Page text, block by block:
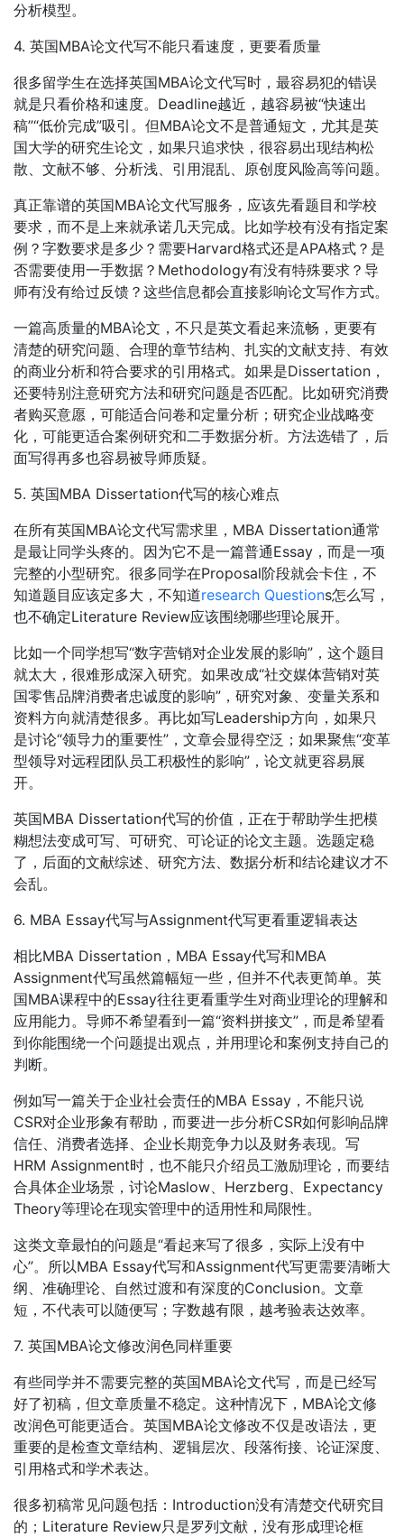
分析模型。
4. 英国MBA论文代写不能只看速度，更要看质量
很多留学生在选择英国MBA论文代写时，最容易犯的错误
就是只看价格和速度。Deadline越近，越容易被“快速出
稿”“低价完成”吸引。但MBA论文不是普通短文，尤其是英
国大学的研究生论文，如果只追求快，很容易出现结构松
散、文献不够、分析浅、引用混乱、原创度风险高等问题。
真正靠谱的英国MBA论文代写服务，应该先看题目和学校
要求，而不是上来就承诺几天完成。比如学校有没有指定案
例？字数要求是多少？需要Harvard格式还是APA格式？是
否需要使用一手数据？Methodology有没有特殊要求？导
师有没有给过反馈？这些信息都会直接影响论文写作方式。
一篇高质量的MBA论文，不只是英文看起来流畅，更要有
清楚的研究问题、合理的章节结构、扎实的文献支持、有效
的商业分析和符合要求的引用格式。如果是Dissertation，
还要特别注意研究方法和研究问题是否匹配。比如研究消费
者购买意愿，可能适合问卷和定量分析；研究企业战略变
化，可能更适合案例研究和二手数据分析。方法选错了，后
面写得再多也容易被导师质疑。
5. 英国MBA Dissertation代写的核心难点
在所有英国MBA论文代写需求里，MBA Dissertation通常
是最让同学头疼的。因为它不是一篇普通Essay，而是一项
完整的小型研究。很多同学在Proposal阶段就会卡住，不
知道题目应该定多大，不知道research Questions怎么写，
也不确定Literature Review应该围绕哪些理论展开。
比如一个同学想写“数字营销对企业发展的影响”，这个题目
就太大，很难形成深入研究。如果改成“社交媒体营销对英
国零售品牌消费者忠诚度的影响”，研究对象、变量关系和
资料方向就清楚很多。再比如写Leadership方向，如果只
是讨论“领导力的重要性”，文章会显得空泛；如果聚焦“变革
型领导对远程团队员工积极性的影响”，论文就更容易展
开。
英国MBA Dissertation代写的价值，正在于帮助学生把模
糊想法变成可写、可研究、可论证的论文主题。选题定稳
了，后面的文献综述、研究方法、数据分析和结论建议才不
会乱。
6. MBA Essay代写与Assignment代写更看重逻辑表达
相比MBA Dissertation，MBA Essay代写和MBA
Assignment代写虽然篇幅短一些，但并不代表更简单。英
国MBA课程中的Essay往往更看重学生对商业理论的理解和
应用能力。导师不希望看到一篇“资料拼接文”，而是希望看
到你能围绕一个问题提出观点，并用理论和案例支持自己的
判断。
例如写一篇关于企业社会责任的MBA Essay，不能只说
CSR对企业形象有帮助，而要进一步分析CSR如何影响品牌
信任、消费者选择、企业长期竞争力以及财务表现。写
HRM Assignment时，也不能只介绍员工激励理论，而要结
合具体企业场景，讨论Maslow、Herzberg、Expectancy
Theory等理论在现实管理中的适用性和局限性。
这类文章最怕的问题是“看起来写了很多，实际上没有中
心”。所以MBA Essay代写和Assignment代写更需要清晰大
纲、准确理论、自然过渡和有深度的Conclusion。文章
短，不代表可以随便写；字数越有限，越考验表达效率。
7. 英国MBA论文修改润色同样重要
有些同学并不需要完整的英国MBA论文代写，而是已经写
好了初稿，但文章质量不稳定。这种情况下，MBA论文修
改润色可能更适合。英国MBA论文修改不仅是改语法，更
重要的是检查文章结构、逻辑层次、段落衔接、论证深度、
引用格式和学术表达。
很多初稿常见问题包括：Introduction没有清楚交代研究目
的；Literature Review只是罗列文献，没有形成理论框